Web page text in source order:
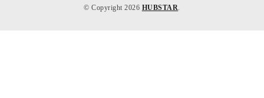
© Copyright 2026 HUBSTAR.